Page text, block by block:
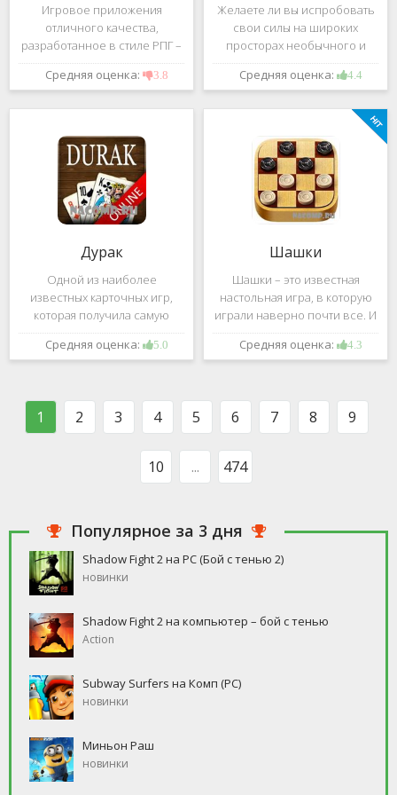
Игровое приложения
отличного качества,
разработанное в стиле РПГ –
это, конечно же, Dark
Avenger. В ней вы сможете
большое количество
проблем на свою
Средняя оценка: 3.8
Желаете ли вы испробовать
свои силы на широких
просторах необычного и
удивительного мира,
который наполнен
Если да, тогда вам к нам. Игра,
которую мы вам предложим
ниже и о
Средняя оценка: 4.4
Дурак
Одной из наиболее
известных карточных игр,
которая получила самую
большую известность среди
всех людей всех возрастных
такого человека, который бы
Средняя оценка: 5.0
Шашки
Шашки – это известная
настольная игра, в которую
играли наверно почти все. И
это не странно. Эта игра
имеет не сложные правила и
свободное время, но
Средняя оценка: 4.3
1 2 3 4 5 6 7 8 9
10 ... 474
Популярное за 3 дня
Shadow Fight 2 на PC (Бой с тенью 2)
новинки
Shadow Fight 2 на компьютер – бой с тенью
Action
Subway Surfers на Комп (PC)
новинки
Миньон Раш
новинки